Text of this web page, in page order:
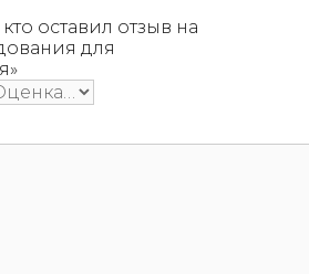
оставил отзыв на
для